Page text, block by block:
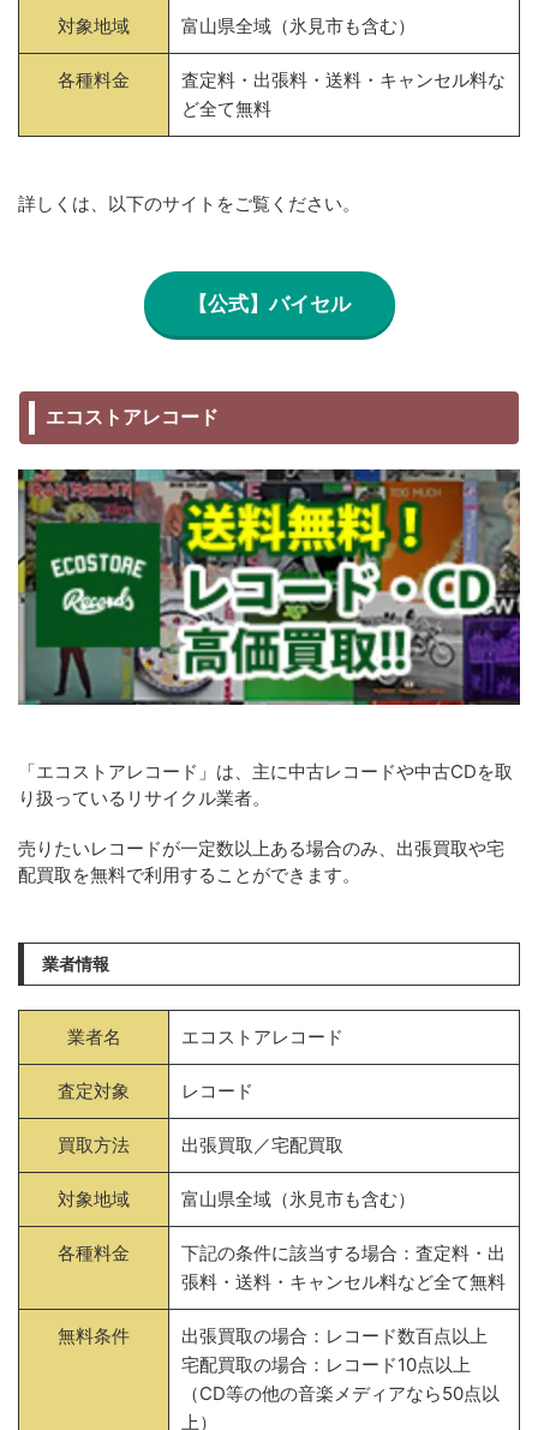
対象地域 富山県全域（氷見市も含む）
各種料金
査定料・出張料・送料・キャンセル料な
ど全て無料
詳しくは、以下のサイトをご覧ください。
【公式】バイセル
エコストアレコード
「エコストアレコード」は、主に中古レコードや中古CDを取
り扱っているリサイクル業者。
売りたいレコードが一定数以上ある場合のみ、出張買取や宅
配買取を無料で利用することができます。
業者情報
業者名 エコストアレコード
査定対象 レコード
買取方法 出張買取／宅配買取
対象地域 富山県全域（氷見市も含む）
各種料金
下記の条件に該当する場合：査定料・出
張料・送料・キャンセル料など全て無料
無料条件
出張買取の場合：レコード数百点以上
宅配買取の場合：レコード10点以上
（CD等の他の音楽メディアなら50点以
上）